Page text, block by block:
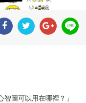
圖可以用在哪裡？」